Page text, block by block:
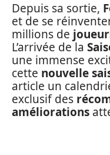
Depuis sa sortie,
et de se
millions de
L’arrivée de la
une immense
cette nouvelle
article un
exclusif des
améliorations